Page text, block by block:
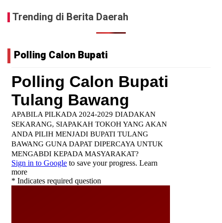
Trending di Berita Daerah
Polling Calon Bupati